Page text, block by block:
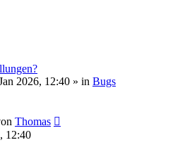
2026, 12:40 » in Bugs
Thomas
12:40